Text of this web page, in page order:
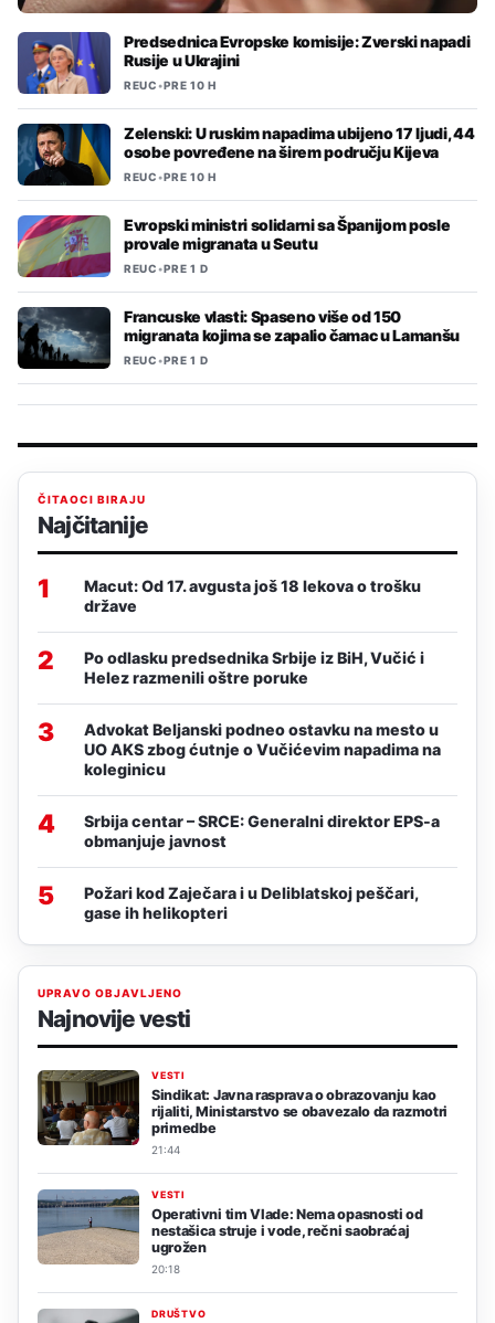
Predsednica Evropske komisije: Zverski napadi
Rusije u Ukrajini
REUC•PRE 10 H
Zelenski: U ruskim napadima ubijeno 17 ljudi, 44
osobe povređene na širem području Kijeva
REUC•PRE 10 H
Evropski ministri solidarni sa Španijom posle
provale migranata u Seutu
REUC•PRE 1 D
Francuske vlasti: Spaseno više od 150
migranata kojima se zapalio čamac u Lamanšu
REUC•PRE 1 D
ČITAOCI BIRAJU
Najčitanije
1
Macut: Od 17. avgusta još 18 lekova o trošku
države
2
Po odlasku predsednika Srbije iz BiH, Vučić i
Helez razmenili oštre poruke
3
Advokat Beljanski podneo ostavku na mesto u
UO AKS zbog ćutnje o Vučićevim napadima na
koleginicu
4
Srbija centar – SRCE: Generalni direktor EPS-a
obmanjuje javnost
5
Požari kod Zaječara i u Deliblatskoj peščari,
gase ih helikopteri
UPRAVO OBJAVLJENO
Najnovije vesti
VESTI
Sindikat: Javna rasprava o obrazovanju kao
rijaliti, Ministarstvo se obavezalo da razmotri
primedbe
21:44
VESTI
Operativni tim Vlade: Nema opasnosti od
nestašica struje i vode, rečni saobraćaj
ugrožen
20:18
DRUŠTVO